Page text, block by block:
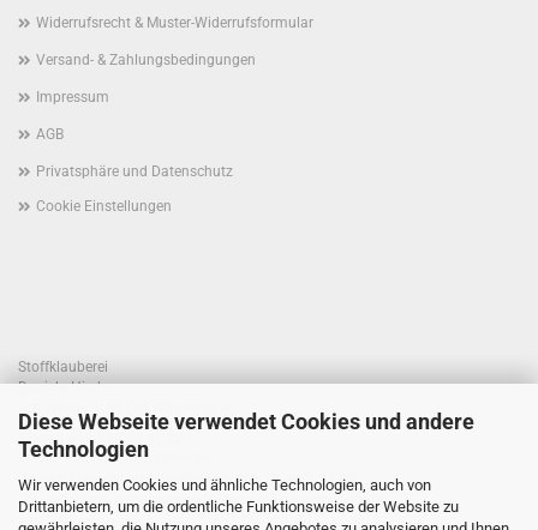
Diese Webseite verwendet Cookies und andere
Technologien
Wir verwenden Cookies und ähnliche Technologien, auch von
Drittanbietern, um die ordentliche Funktionsweise der Website zu
Widerrufsrecht & Muster-Widerrufsformular
Versand- & Zahlungsbedingungen
Impressum
AGB
Privatsphäre und Datenschutz
Cookie Einstellungen
Stoffklauberei
Daniela Hierl
Telefon +49 170 41 55 820
E-Mail: info@stoffklauberei.de
Umsatzsteuer-Identifikationsnummer: DE360021786
USt. wird nicht ausgewiesen (Kleinunternehmerregelung)